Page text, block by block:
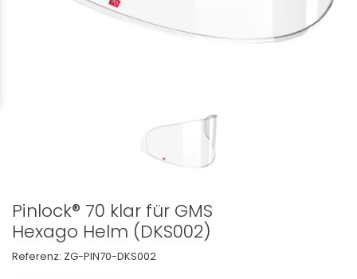
Pinlock® 70 klar für GMS
Hexago Helm (DKS002)
Referenz: ZG-PIN70-DKS002